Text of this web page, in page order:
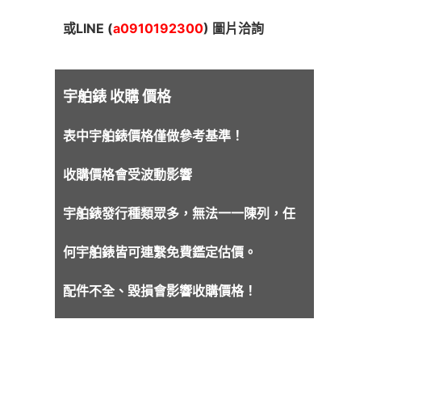
或LINE (a0910192300) 圖片洽詢
宇舶錶 收購 價格
表中宇舶錶價格僅做參考基準！
收購價格會受波動影響
宇舶錶發行種類眾多，無法一一陳列，任
何宇舶錶皆可連繫免費鑑定估價。
配件不全、毀損會影響收購價格！